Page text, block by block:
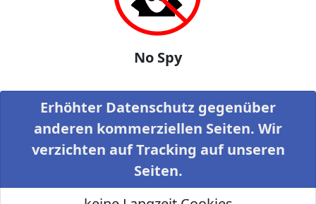
No Spy
Erhöhter Datenschutz gegenüber
anderen kommerziellen Seiten. Wir
verzichten auf Tracking auf unseren
Seiten.